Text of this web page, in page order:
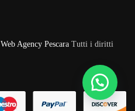
Web Agency Pescara Tutti i diritti